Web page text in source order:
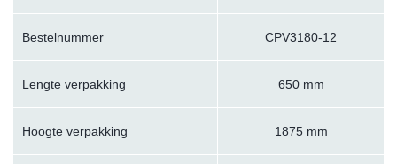
Bestelnummer CPV3180-12
Lengte verpakking 650 mm
Hoogte verpakking 1875 mm